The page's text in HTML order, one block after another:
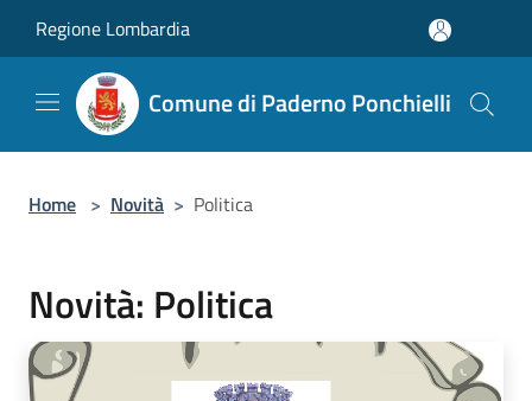
Regione Lombardia
Comune di Paderno Ponchielli
Home > Novità > Politica
Novità: Politica